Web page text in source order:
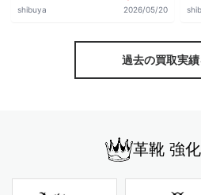
shibuya 2026/05/20
過去の買取実
革靴 強